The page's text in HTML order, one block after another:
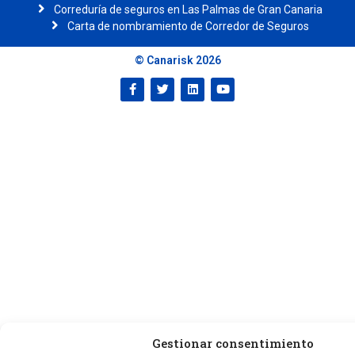
Gestionar consentimiento
Correduría de seguros en Las Palmas de Gran Canaria
Carta de nombramiento de Corredor de Seguros
© Canarisk 2026